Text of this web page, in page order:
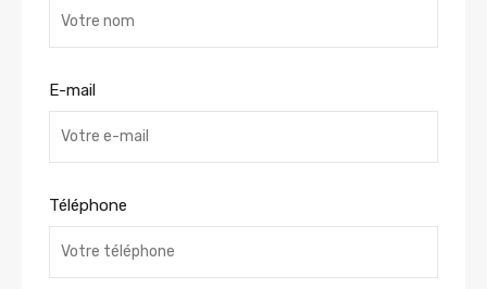
E-mail
Téléphone